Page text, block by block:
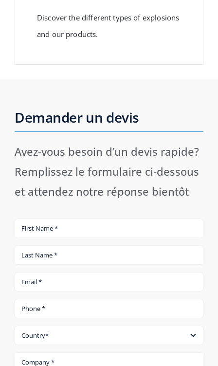
Discover the different types of explosions
and our products.
Demander un devis
Avez-vous besoin d’un devis rapide?
Remplissez le formulaire ci-dessous
et attendez notre réponse bientôt